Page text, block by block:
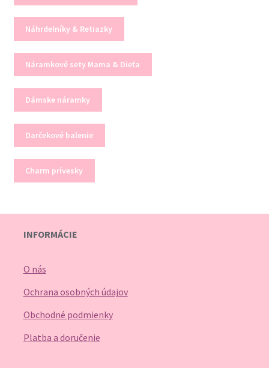
Náhrdelníky & Retiazky
Náramkové sety Mama & Dieťa
Dámske náramky
Darčekové balenie
Charm prívesky
INFORMÁCIE
O nás
Ochrana osobných údajov
Obchodné podmienky
Platba a doručenie